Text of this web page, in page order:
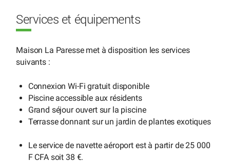
Services et équipements
Maison La Paresse met à disposition les services
suivants :
Connexion Wi-Fi gratuit disponible
Piscine accessible aux résidents
Grand séjour ouvert sur la piscine
Terrasse donnant sur un jardin de plantes exotiques
Le service de navette aéroport est à partir de 25 000
F CFA soit 38 €.